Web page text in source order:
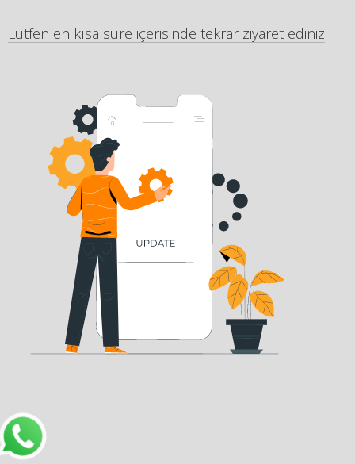
Lütfen en kısa süre içerisinde tekrar ziyaret ediniz